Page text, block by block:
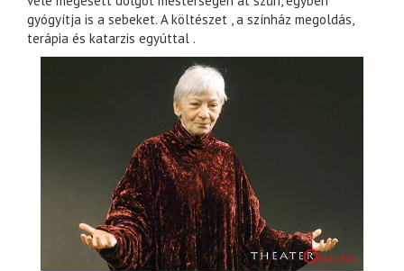
gyógyítja is a sebeket. A költészet , a színház megoldás,
terápia és katarzis egyúttal .